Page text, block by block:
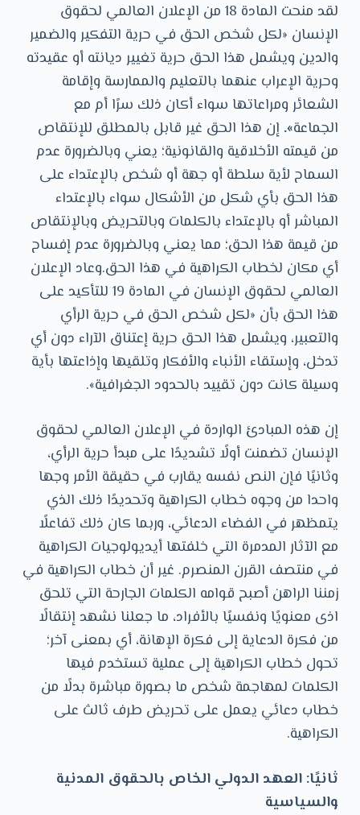
لقد منحت المادة 18 من الإعلان العالمي لحقوق
الإنسان «لكل شخص الحق في حرية التفكير والضمير
والدين ويشمل هذا الحق حرية تغيير ديانته أو عقيدته
وحرية الإعراب عنهما بالتعليم والممارسة وإقامة
الشعائر ومراعاتها سواء أكان ذلك سرًا أم مع
الجماعة». إن هذا الحق غير قابل بالمطلق للإنتقاص
من قيمته الأخلاقية والقانونية؛ يعني وبالضرورة عدم
السماح لأية سلطة أو جهة أو شخص بالإعتداء على
هذا الحق بأي شكل من الأشكال سواء بالإعتداء
المباشر أو بالإعتداء بالكلمات وبالتحريض وبالإنتقاص
من قيمة هذا الحق؛ مما يعني وبالضرورة عدم إفساح
أي مكان لخطاب الكراهية في هذا الحق.وعاد الإعلان
العالمي لحقوق الإنسان في المادة 19 للتأكيد على
هذا الحق بأن «لكل شخص الحق في حرية الرأي
والتعبير، ويشمل هذا الحق حرية إعتناق الآراء دون أي
تدخل، وإستقاء الأنباء والأفكار وتلقيها وإذاعتها بأية
وسيلة كانت دون تقييد بالحدود الجغرافية».
إن هذه المبادئ الواردة في الإعلان العالمي لحقوق
الإنسان تضمنت أولًا تشديدًا على مبدأ حرية الرأي،
وثانيًا فإن النص نفسه يقارب في حقيقة الأمر وجها
واحدا من وجوه خطاب الكراهية وتحديدًا ذلك الذي
يتمظهر في الفضاء الدعائي، وربما كان ذلك تفاعلًا
مع الآثار المدمرة التي خلفتها أيديولوجيات الكراهية
في منتصف القرن المنصرم. غير أن خطاب الكراهية في
زمننا الراهن أصبح قوامه الكلمات الجارحة التي تلحق
اذى معنويًا ونفسيًا بالأفراد، ما جعلنا نشهد إنتقالًا
من فكرة الدعاية إلى فكرة الإهانة، أي بمعنى آخر؛
تحول خطاب الكراهية إلى عملية تستخدم فيها
الكلمات لمهاجمة شخص ما بصورة مباشرة بدلًا من
خطاب دعائي يعمل على تحريض طرف ثالث على
الكراهية.
ثانيًا: العهد الدولي الخاص بالحقوق المدنية
والسياسية